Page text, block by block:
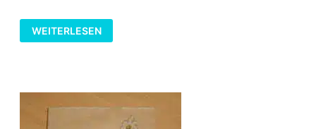
SEIDENBAND
KETTEN
GEHÄKELT
WEITERLESEN